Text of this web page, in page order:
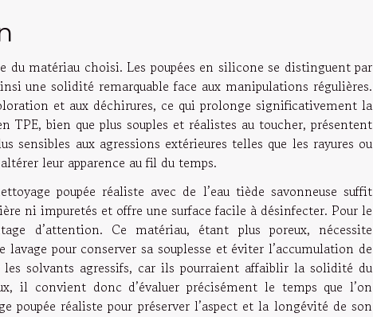
du matériau choisi. Les poupées en silicone se distinguent par
une solidité remarquable face aux manipulations régulières.
et aux déchirures, ce qui prolonge significativement la
TPE, bien que plus souples et réalistes au toucher, présentent
sensibles aux agressions extérieures telles que les rayures ou
leur apparence au fil du temps.
poupée réaliste avec de l’eau tiède savonneuse suffit
ni impuretés et offre une surface facile à désinfecter. Pour le
d’attention. Ce matériau, étant plus poreux, nécessite
lavage pour conserver sa souplesse et éviter l’accumulation de
solvants agressifs, car ils pourraient affaiblir la solidité du
il convient donc d’évaluer précisément le temps que l’on
poupée réaliste pour préserver l’aspect et la longévité de son